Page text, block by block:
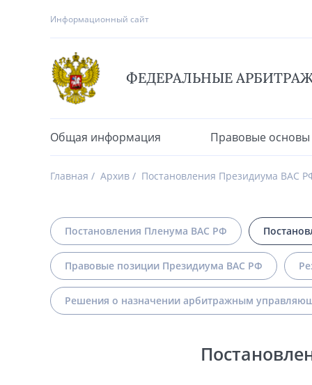
Информационный сайт
ФЕДЕРАЛЬНЫЕ
Общая информация Правовые основы
Главная Архив Постановления Президиума ВАС
Постановления Пленума ВАС РФ
Правовые позиции Президиума ВАС РФ
Решения о назначении арбитражным